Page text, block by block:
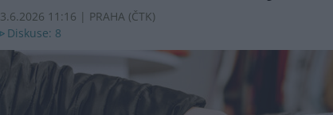
3.6.2026 11:16 | PRAHA (ČTK)
Diskuse: 8